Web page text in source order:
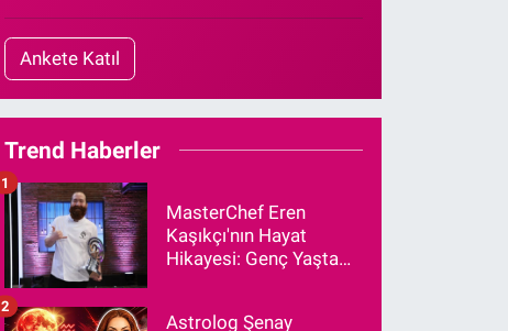
Ankete Katıl
Trend Haberler
MasterChef Eren
Kaşıkçı'nın Hayat
Hikayesi: Genç Yaşta
1
Astrolog Şenay
2